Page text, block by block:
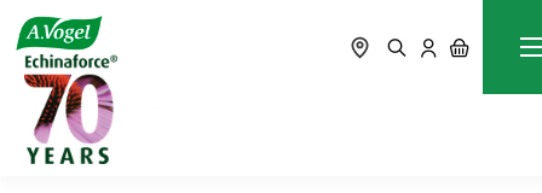
Accueil
Arrêter de fumer naturellement grâce aux plantes